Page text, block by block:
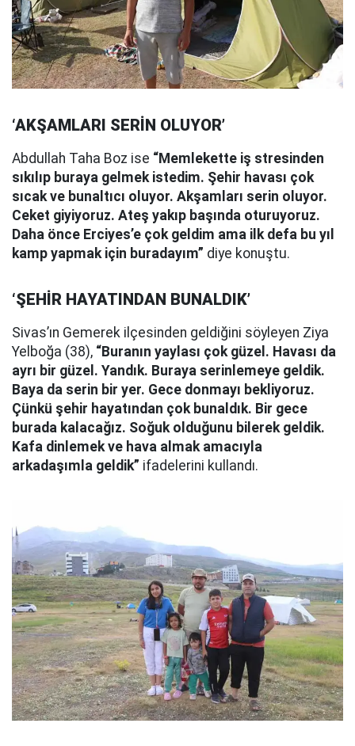
‘AKŞAMLARI SERİN OLUYOR’
Abdullah Taha Boz ise “Memlekette iş stresinden
sıkılıp buraya gelmek istedim. Şehir havası çok
sıcak ve bunaltıcı oluyor. Akşamları serin oluyor.
Ceket giyiyoruz. Ateş yakıp başında oturuyoruz.
Daha önce Erciyes’e çok geldim ama ilk defa bu yıl
kamp yapmak için buradayım” diye konuştu.
‘ŞEHİR HAYATINDAN BUNALDIK’
Sivas’ın Gemerek ilçesinden geldiğini söyleyen Ziya
Yelboğa (38), “Buranın yaylası çok güzel. Havası da
ayrı bir güzel. Yandık. Buraya serinlemeye geldik.
Baya da serin bir yer. Gece donmayı bekliyoruz.
Çünkü şehir hayatından çok bunaldık. Bir gece
burada kalacağız. Soğuk olduğunu bilerek geldik.
Kafa dinlemek ve hava almak amacıyla
arkadaşımla geldik” ifadelerini kullandı.